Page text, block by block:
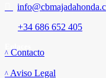
+34 686 652 405
Contacto
Aviso Legal